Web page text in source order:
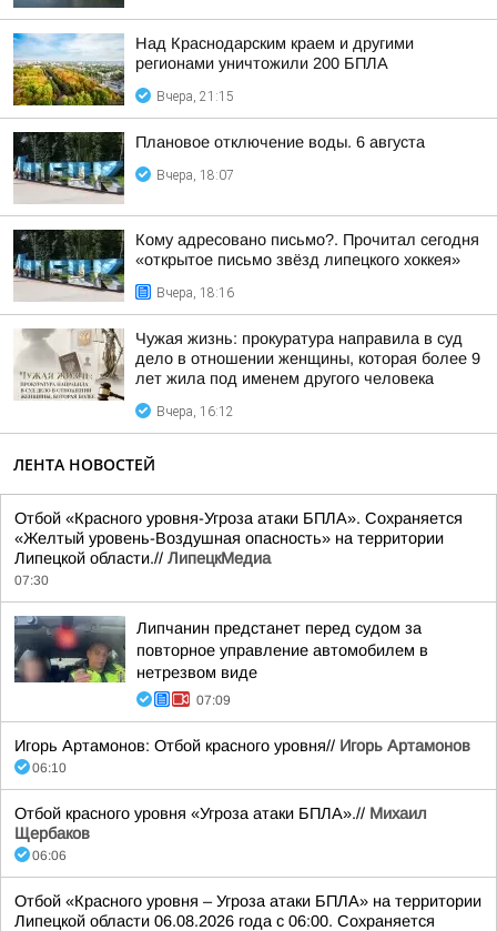
Над Краснодарским краем и другими
регионами уничтожили 200 БПЛА
Вчера, 21:15
Плановое отключение воды. 6 августа
Вчера, 18:07
Кому адресовано письмо?. Прочитал сегодня
«открытое письмо звёзд липецкого хоккея»
Вчера, 18:16
Чужая жизнь: прокуратура направила в суд
дело в отношении женщины, которая более 9
лет жила под именем другого человека
Вчера, 16:12
ЛЕНТА НОВОСТЕЙ
Отбой «Красного уровня-Угроза атаки БПЛА». Сохраняется
«Желтый уровень-Воздушная опасность» на территории
Липецкой области.// ЛипецкМедиа
07:30
Липчанин предстанет перед судом за
повторное управление автомобилем в
нетрезвом виде
07:09
Игорь Артамонов: Отбой красного уровня// Игорь Артамонов
06:10
Отбой красного уровня «Угроза атаки БПЛА».// Михаил
Щербаков
06:06
Отбой «Красного уровня – Угроза атаки БПЛА» на территории
Липецкой области 06.08.2026 года с 06:00. Сохраняется